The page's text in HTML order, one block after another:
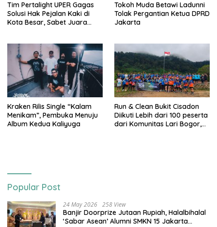
Tim Pertalight UPER Gagas
Solusi Hak Pejalan Kaki di
Kota Besar, Sabet Juara
Tokoh Muda Betawi Ladunni
Tolak Pergantian Ketua DPRD
Jakarta
Kraken Rilis Single “Kalam
Menikam”, Pembuka Menuju
Album Kedua Kaliyuga
Run & Clean Bukit Cisadon
Diikuti Lebih dari 100 peserta
dari Komunitas Lari Bogor,
Popular Post
24 May 2026 258 View
Banjir Doorprize Jutaan Rupiah, Halalbihalal
‘Sabar Asean’ Alumni SMKN 15 Jakarta